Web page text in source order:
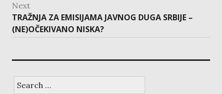
Next
Next
post:
TRAŽNJA ZA EMISIJAMA JAVNOG DUGA SRBIJE –
(NE)OČEKIVANO NISKA?
for: